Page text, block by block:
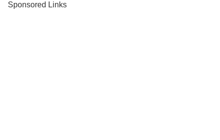
Sponsored Links